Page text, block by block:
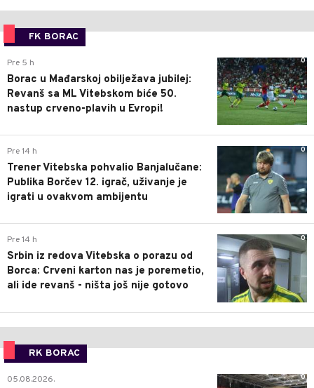
FK BORAC
0
Pre 5 h
Borac u Mađarskoj obilježava jubilej:
Revanš sa ML Vitebskom biće 50.
nastup crveno-plavih u Evropi!
0
Pre 14 h
Trener Vitebska pohvalio Banjalučane:
Publika Borčev 12. igrač, uživanje je
igrati u ovakvom ambijentu
0
Pre 14 h
Srbin iz redova Vitebska o porazu od
Borca: Crveni karton nas je poremetio,
ali ide revanš - ništa još nije gotovo
RK BORAC
0
05.08.2026.